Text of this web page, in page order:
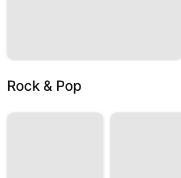
Rock & Pop